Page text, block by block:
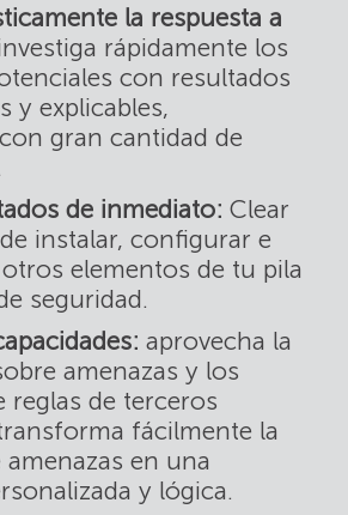
la respuesta a
rápidamente los
con resultados
y explicables,
gran cantidad de
de inmediato: Clear
instalar, configurar e
elementos de tu pila
seguridad.
aprovecha la
amenazas y los
de terceros
fácilmente la
en una
y lógica.